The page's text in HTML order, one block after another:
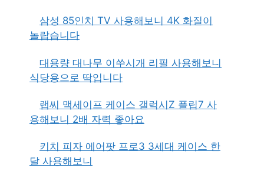
삼성 85인치 TV 사용해보니 4K 화질이
놀랍습니다
대용량 대나무 이쑤시개 리필 사용해보니
식당용으로 딱입니다
랩씨 맥세이프 케이스 갤럭시Z 플립7 사
용해보니 2배 자력 좋아요
키치 피자 에어팟 프로3 3세대 케이스 한
달 사용해보니